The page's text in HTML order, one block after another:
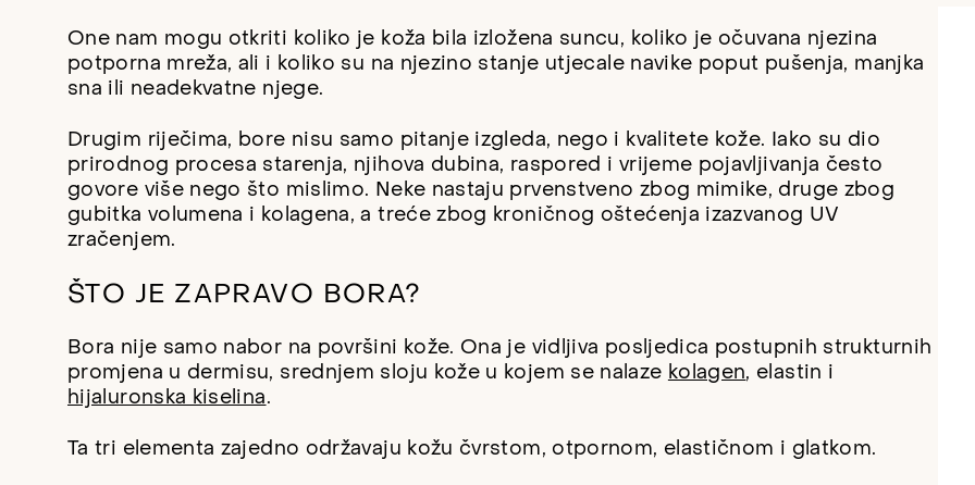
One nam mogu otkriti koliko je koža bila izložena suncu, koliko je očuvana njezina
potporna mreža, ali i koliko su na njezino stanje utjecale navike poput pušenja, manjka
sna ili neadekvatne njege.
Drugim riječima, bore nisu samo pitanje izgleda, nego i kvalitete kože. Iako su dio
prirodnog procesa starenja, njihova dubina, raspored i vrijeme pojavljivanja često
govore više nego što mislimo. Neke nastaju prvenstveno zbog mimike, druge zbog
gubitka volumena i kolagena, a treće zbog kroničnog oštećenja izazvanog UV
zračenjem.
ŠTO JE ZAPRAVO BORA?
Bora nije samo nabor na površini kože. Ona je vidljiva posljedica postupnih strukturnih
promjena u dermisu, srednjem sloju kože u kojem se nalaze kolagen, elastin i
hijaluronska kiselina.
Ta tri elementa zajedno održavaju kožu čvrstom, otpornom, elastičnom i glatkom.